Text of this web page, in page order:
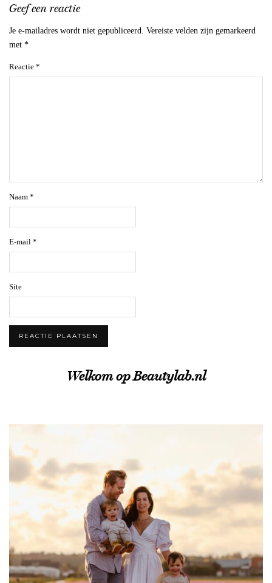
Geef een reactie
Je e-mailadres wordt niet gepubliceerd. Vereiste velden zijn gemarkeerd
met *
Reactie *
Naam *
E-mail *
Site
Welkom op Beautylab.nl